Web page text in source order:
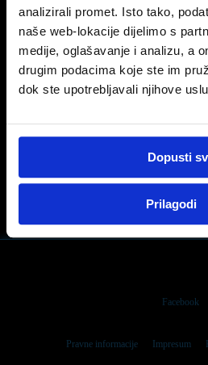
analizirali promet. Isto tako,
naše web-lokacije dijelimo s
medije, oglašavanje i analizu, a
drugim podacima koje ste im
dok ste upotrebljavali njihove
Dopusti
Prilagodi
Snažan senzualan i energičan Peugeot 508PSE
Facebook
Pravne informacije Impresum